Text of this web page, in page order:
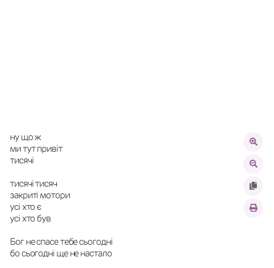
ну що ж
ми тут привіт
тисячі
тисячі тисяч
закриті мотори
усі хто є
усі хто був
Бог не спасе тебе сьогодні
бо сьогодні ще не настало